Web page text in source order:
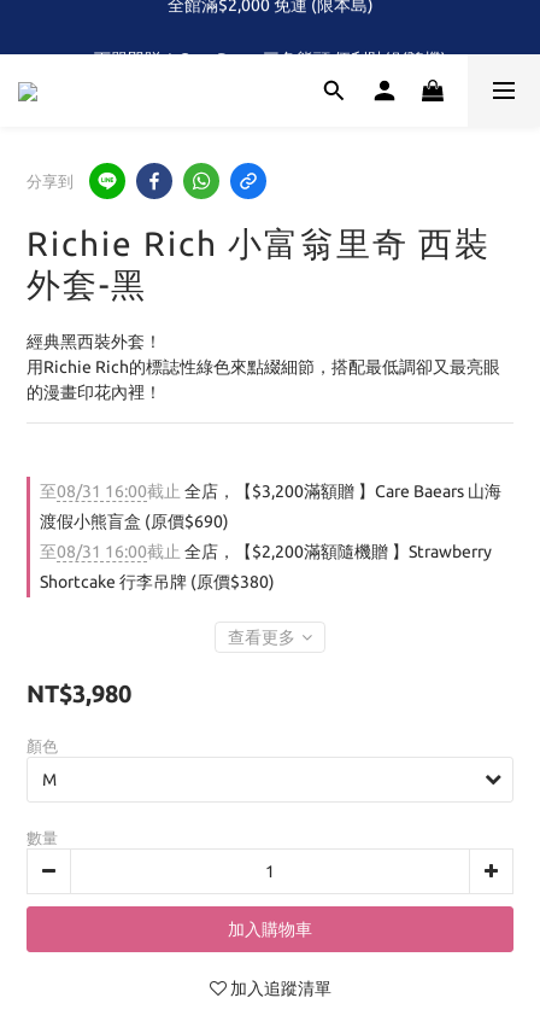
下單即贈！Care Bears 三色熊頭 便利貼組(隨機)
首次！！滿額再送Care Baears 山海渡假小熊盲包
全館滿$2,000 免運 (限本島)
分享到
Richie Rich 小富翁里奇 西裝
外套-黑
經典黑西裝外套！
用Richie Rich的標誌性綠色來點綴細節，搭配最低調卻又最亮眼
的漫畫印花內裡！
至08/31 16:00截止 全店，【$3,200滿額贈 】Care Baears 山海
渡假小熊盲盒 (原價$690)
至08/31 16:00截止 全店，【$2,200滿額隨機贈 】Strawberry
Shortcake 行李吊牌 (原價$380)
查看更多
NT$3,980
顏色
數量
加入購物車
加入追蹤清單